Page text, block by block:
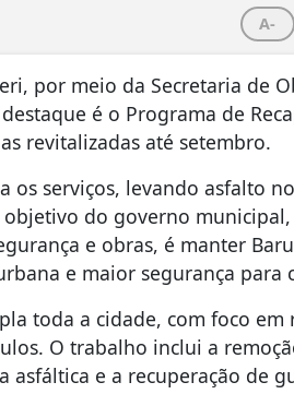
A-
por meio da Secretaria de
é o Programa de
revitalizadas até setembro.
os serviços, levando asfalto
do governo
e obras, é manter
e maior segurança para
toda a cidade, com foco
O trabalho inclui a
asfáltica e a recuperação de